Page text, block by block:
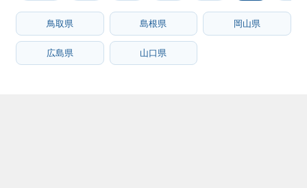
鳥取県 島根県 岡山県
広島県 山口県